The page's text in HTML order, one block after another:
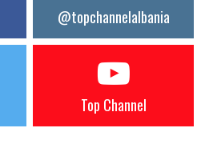
@topchannelalbania
Top Channel